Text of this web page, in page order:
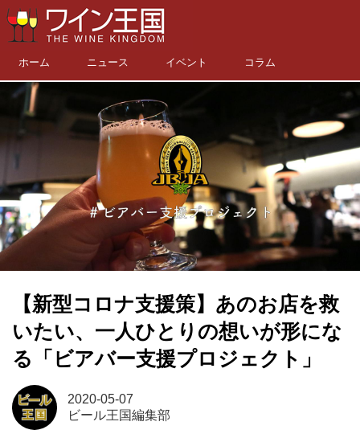
ホーム ニュース イベント コラム
【新型コロナ支援策】あのお店を救
いたい、一人ひとりの想いが形にな
る「ビアバー支援プロジェクト」
2020-05-07
ビール王国編集部